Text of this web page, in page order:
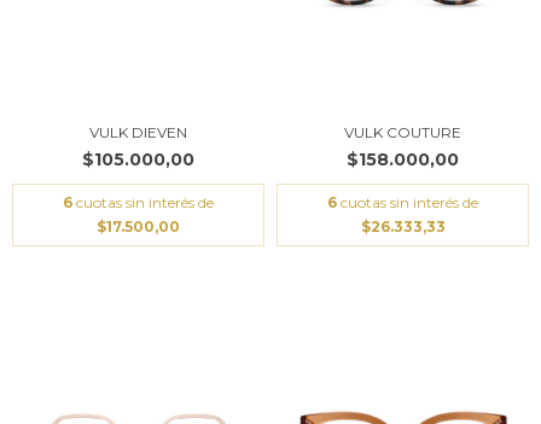
VULK DIEVEN
$105.000,00
6 cuotas sin interés de
$17.500,00
VULK COUTURE
$158.000,00
6 cuotas sin interés de
$26.333,33